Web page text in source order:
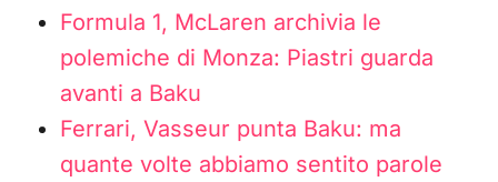
Formula 1, McLaren archivia le
polemiche di Monza: Piastri guarda
avanti a Baku
Ferrari, Vasseur punta Baku: ma
quante volte abbiamo sentito parole